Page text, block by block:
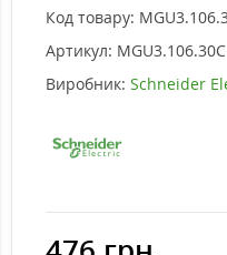
Код товару:
Артикул: MGU3.106.30C
Виробник: Schneider